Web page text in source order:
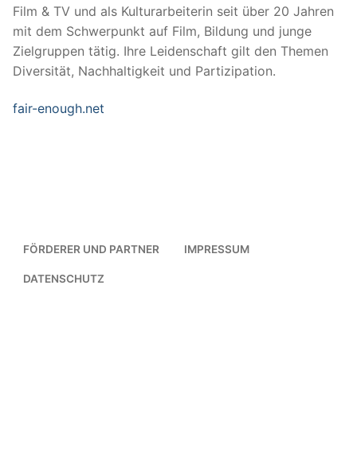
Film & TV und als Kulturarbeiterin seit über 20 Jahren
mit dem Schwerpunkt auf Film, Bildung und junge
Zielgruppen tätig. Ihre Leidenschaft gilt den Themen
Diversität, Nachhaltigkeit und Partizipation.
fair-enough.net
FÖRDERER UND PARTNER IMPRESSUM
DATENSCHUTZ